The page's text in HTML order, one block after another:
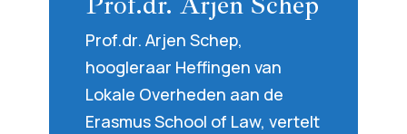
Prof.dr. Arjen Schep,
hoogleraar Heffingen van
Lokale Overheden aan de
Erasmus School of Law, vertelt